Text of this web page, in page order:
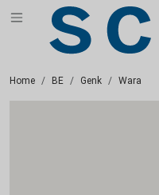
Home BE Genk Wara